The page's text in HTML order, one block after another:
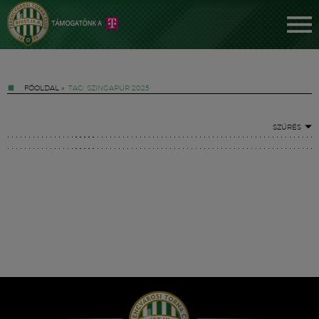
FŐOLDAL » TAG: SZINGAPÚR 2025
SZŰRÉS
Hírek